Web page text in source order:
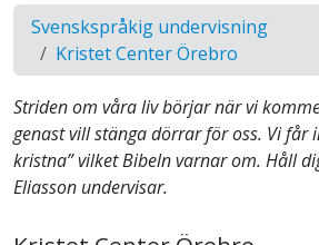
Svenskspråkig undervisning
Kristet Center Örebro
Striden om våra liv börjar när vi
genast vill stänga dörrar för oss. Vi får
kristna” vilket Bibeln varnar om. Håll
Eliasson undervisar.